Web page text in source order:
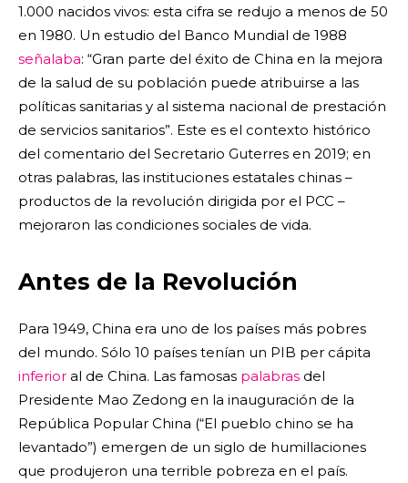
1.000 nacidos vivos: esta cifra se redujo a menos de 50
en 1980. Un estudio del Banco Mundial de 1988
señalaba: “Gran parte del éxito de China en la mejora
de la salud de su población puede atribuirse a las
políticas sanitarias y al sistema nacional de prestación
de servicios sanitarios”. Este es el contexto histórico
del comentario del Secretario Guterres en 2019; en
otras palabras, las instituciones estatales chinas –
productos de la revolución dirigida por el PCC –
mejoraron las condiciones sociales de vida.
Antes de la Revolución
Para 1949, China era uno de los países más pobres
del mundo. Sólo 10 países tenían un PIB per cápita
inferior al de China. Las famosas palabras del
Presidente Mao Zedong en la inauguración de la
República Popular China (“El pueblo chino se ha
levantado”) emergen de un siglo de humillaciones
que produjeron una terrible pobreza en el país.